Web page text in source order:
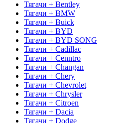
Тягачи + Bentley
Тягачи + BMW
Тягачи + Buick
Тягачи + BYD
Тягачи + BYD SONG
Тягачи + Cadillac
Тягачи + Cenntro
Тягачи + Changan
Тягачи + Chery
Тягачи + Chevrolet
Тягачи + Chrysler
Тягачи + Citroen
Тягачи + Dacia
Тягачи + Dodge